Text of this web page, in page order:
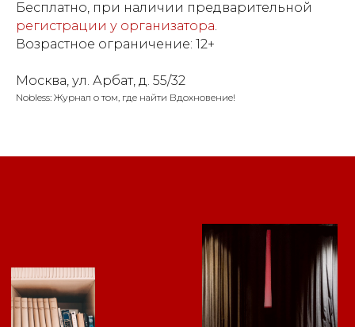
Бесплатно, при наличии предварительной
регистрации у организатора.
Возрастное ограничение: 12+
Москва, ул. Арбат, д. 55/32
Nobless: Журнал о том, где найти Вдохновение!